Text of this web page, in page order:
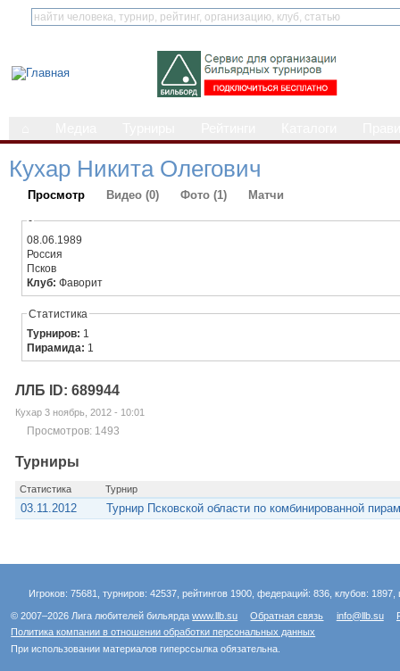
Кухар Никита Олегович
Просмотр Видео (0) Фото (1) Матчи
-
08.06.1989
Россия
Псков
Клуб:Фаворит
Статистика
Турниров: 1
Пирамида: 1
ЛЛБ ID: 689944
Кухар 3 ноябрь, 2012 - 10:01
Просмотров: 1493
Турниры
Статистика Турнир
03.11.2012 Турнир Псковской области по комбинированной
Игроков: 75681, турниров: 42537, рейтингов 1900, федераций: 836, клубов:
© 2007–2026 Лига любителей бильярдаwww.llb.su Обратная связь info@llb.su
Политика компании в отношении обработки персональных данных
При использовании материалов гиперссылка обязательна.